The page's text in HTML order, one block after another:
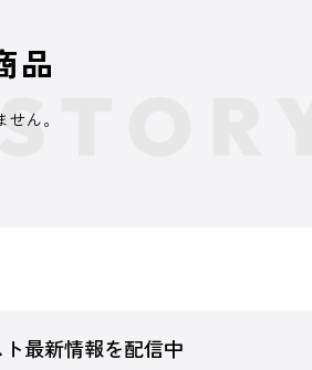
品
ん。
最新情報を配信中